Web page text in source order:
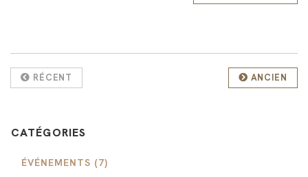
RÉCENT ANCIEN
CATÉGORIES
ÉVÉNEMENTS (7)